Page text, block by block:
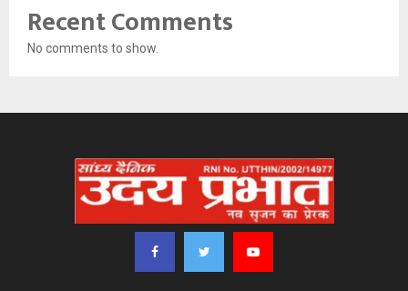
Recent Comments
No comments to show.